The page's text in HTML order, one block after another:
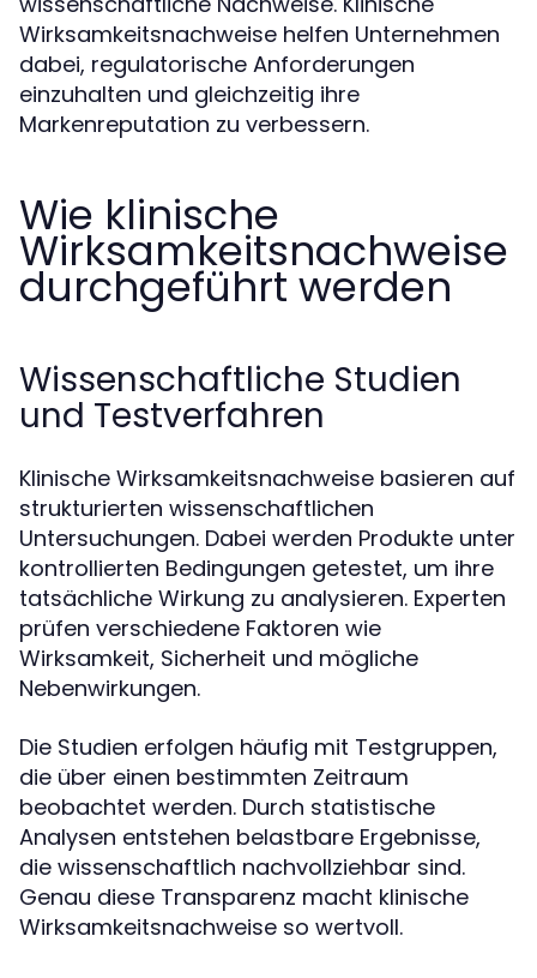
Wirksamkeitsnachweise helfen Unternehmen
dabei, regulatorische Anforderungen
einzuhalten und gleichzeitig ihre
Markenreputation zu verbessern.
Wie klinische
Wirksamkeitsnachweise
durchgeführt werden
Wissenschaftliche Studien
und Testverfahren
Klinische Wirksamkeitsnachweise basieren auf
strukturierten wissenschaftlichen
Untersuchungen. Dabei werden Produkte unter
kontrollierten Bedingungen getestet, um ihre
tatsächliche Wirkung zu analysieren. Experten
prüfen verschiedene Faktoren wie
Wirksamkeit, Sicherheit und mögliche
Nebenwirkungen.
Die Studien erfolgen häufig mit Testgruppen,
die über einen bestimmten Zeitraum
beobachtet werden. Durch statistische
Analysen entstehen belastbare Ergebnisse,
die wissenschaftlich nachvollziehbar sind.
Genau diese Transparenz macht klinische
Wirksamkeitsnachweise so wertvoll.